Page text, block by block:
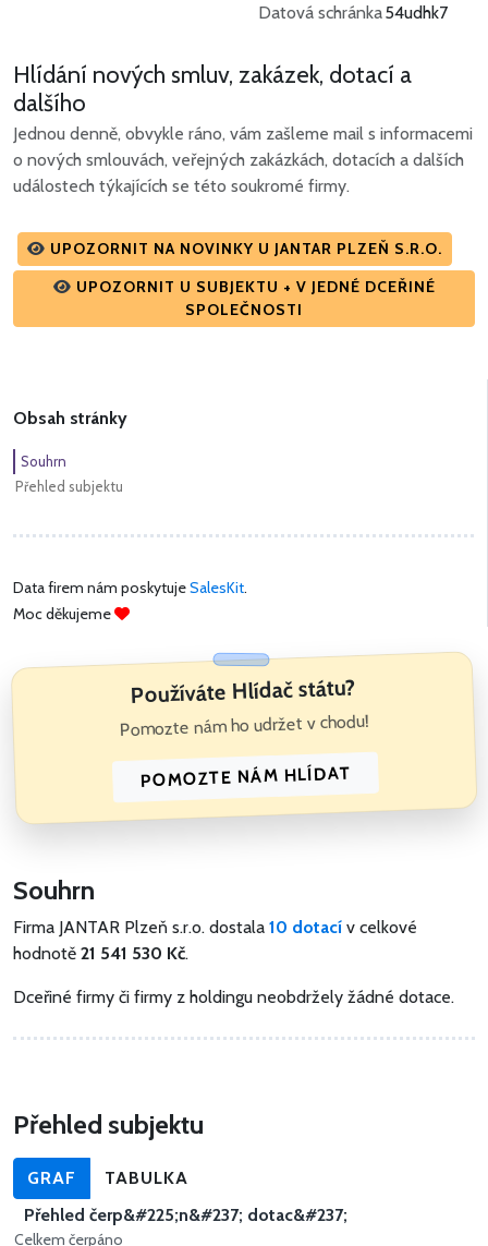
Datová schránka54udhk7
Hlídání nových smluv, zakázek, dotací a
dalšího
Jednou denně, obvykle ráno, vám zašleme mail s informacemi
o nových smlouvách, veřejných zakázkách, dotacích a dalších
událostech týkajících se této soukromé firmy.
UPOZORNIT NA NOVINKY U JANTAR PLZEŇ S.R.O.
UPOZORNIT U SUBJEKTU + V JEDNÉ DCEŘINÉ
SPOLEČNOSTI
Obsah stránky
Souhrn
Přehled subjektu
Data firem nám poskytujeSalesKit.
Moc děkujeme
Používáte Hlídač státu?
Pomozte nám ho udržet v chodu!
POMOZTE NÁM HLÍDAT
Souhrn
Firma JANTAR Plzeň s.r.o. dostala 10 dotací v celkové
hodnotě 21 541 530 Kč.
Dceřiné firmy či firmy z holdingu neobdržely žádné dotace.
Přehled subjektu
GRAF TABULKA
Celkem čerpáno
Přehled čerp&#225;n&#237; dotac&#237;